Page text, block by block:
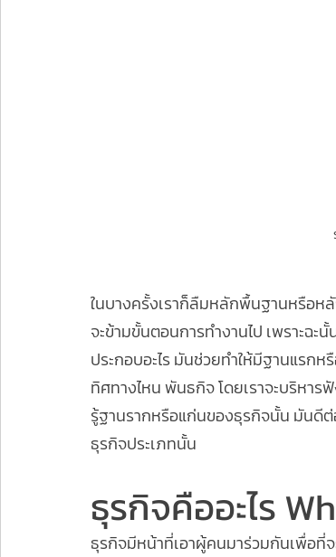
ในบางครั้งเราก็ลืมหลักพื้นฐานหรือห
จะข้ามขั้นตอนการทำงานไป เพราะฉะ
ประกอบอะไร มันช่วยทำให้มีฐานแรก
ทิศทางไหน พันธกิจ โดยเราจะบริหาร
รู้ฐานรากหรือแก่นของธุรกิจนั้น มันดีต่อ
ธุรกิจประเภทนั้น
ธุรกิจคืออะไร
ธุรกิจมีหน้าที่เอาผู้คนมาร่วมกันเพื่อที่จ